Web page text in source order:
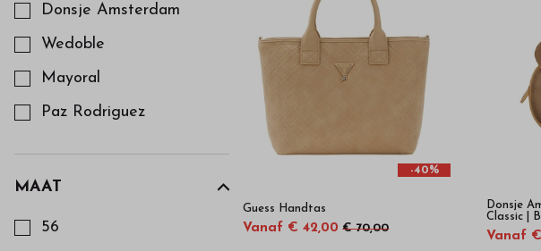
Donsje Amsterdam
Wedoble
Mayoral
Paz Rodriguez
MAAT
Kies een Maat om op te filteren
56
-40%
Guess Handtas
Vanaf € 42,00 € 70,00
Donsje
Classic |
Vanaf